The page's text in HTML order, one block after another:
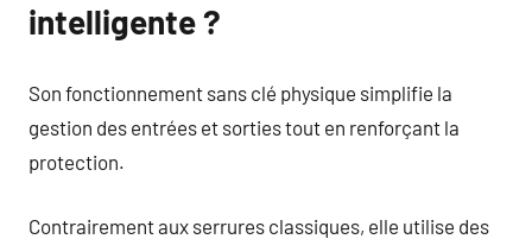
intelligente ?
Son fonctionnement sans clé physique simplifie la
gestion des entrées et sorties tout en renforçant la
protection.
Contrairement aux serrures classiques, elle utilise des